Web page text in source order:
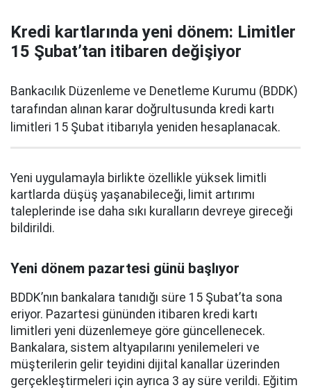
Kredi kartlarında yeni dönem: Limitler
15 Şubat’tan itibaren değişiyor
Bankacılık Düzenleme ve Denetleme Kurumu (BDDK)
tarafından alınan karar doğrultusunda kredi kartı
limitleri 15 Şubat itibarıyla yeniden hesaplanacak.
Yeni uygulamayla birlikte özellikle yüksek limitli
kartlarda düşüş yaşanabileceği, limit artırımı
taleplerinde ise daha sıkı kuralların devreye gireceği
bildirildi.
Yeni dönem pazartesi günü başlıyor
BDDK’nın bankalara tanıdığı süre 15 Şubat’ta sona
eriyor. Pazartesi gününden itibaren kredi kartı
limitleri yeni düzenlemeye göre güncellenecek.
Bankalara, sistem altyapılarını yenilemeleri ve
müşterilerin gelir teyidini dijital kanallar üzerinden
gerçekleştirmeleri için ayrıca 3 ay süre verildi. Eğitim